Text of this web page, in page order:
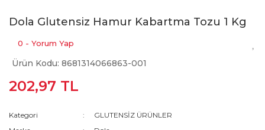
Dola Glutensiz Hamur Kabartma Tozu 1 Kg
0 - Yorum Yap
Ürün Kodu: 8681314066863-001
202,97 TL
Kategori
GLUTENSİZ ÜRÜNLER